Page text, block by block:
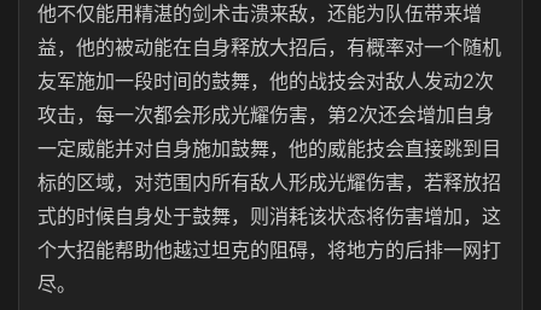
他不仅能用精湛的剑术击溃来敌，还能为队伍带来增
益，他的被动能在自身释放大招后，有概率对一个随机
友军施加一段时间的鼓舞，他的战技会对敌人发动2次
攻击，每一次都会形成光耀伤害，第2次还会增加自身
一定威能并对自身施加鼓舞，他的威能技会直接跳到目
标的区域，对范围内所有敌人形成光耀伤害，若释放招
式的时候自身处于鼓舞，则消耗该状态将伤害增加，这
个大招能帮助他越过坦克的阻碍，将地方的后排一网打
尽。